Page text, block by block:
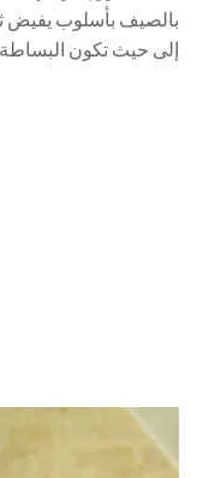
بالصيف بأسلوب يفيض
إلى حيث تكون البساطة